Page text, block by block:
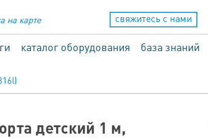
на карте свяжитесь с нами
каталог оборудования база знаний
детский 1 м,